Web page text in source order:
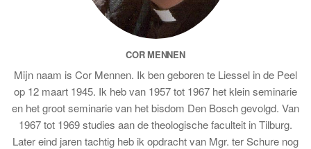
COR MENNEN
Mijn naam is Cor Mennen. Ik ben geboren te Liessel in de Peel
op 12 maart 1945. Ik heb van 1957 tot 1967 het klein seminarie
en het groot seminarie van het bisdom Den Bosch gevolgd. Van
1967 tot 1969 studies aan de theologische faculteit in Tilburg.
Later eind jaren tachtig heb ik opdracht van Mgr. ter Schure nog